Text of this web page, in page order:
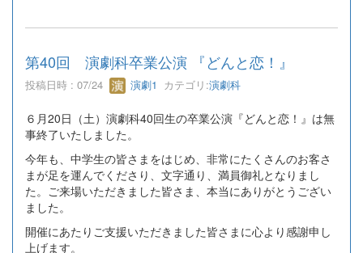
第40回 演劇科卒業公演 『どんと恋！』
投稿日時 : 07/24 演劇1 カテゴリ:演劇科
６月20日（土）演劇科40回生の卒業公演『どんと恋！』は無
事終了いたしました。
今年も、中学生の皆さまをはじめ、非常にたくさんのお客さ
まが足を運んでくださり、文字通り、満員御礼となりまし
た。ご来場いただきました皆さま、本当にありがとうござい
ました。
開催にあたりご支援いただきました皆さまに心より感謝申し
上げます。